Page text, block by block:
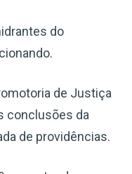
do
de Justiça
conclusões da
de providências.